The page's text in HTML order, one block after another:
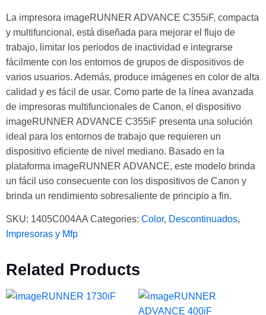
La impresora imageRUNNER ADVANCE C355iF, compacta
y multifuncional, está diseñada para mejorar el flujo de
trabajo, limitar los periodos de inactividad e integrarse
fácilmente con los entornos de grupos de dispositivos de
varios usuarios. Además, produce imágenes en color de alta
calidad y es fácil de usar. Como parte de la línea avanzada
de impresoras multifuncionales de Canon, el dispositivo
imageRUNNER ADVANCE C355iF presenta una solución
ideal para los entornos de trabajo que requieren un
dispositivo eficiente de nivel mediano. Basado en la
plataforma imageRUNNER ADVANCE, este modelo brinda
un fácil uso consecuente con los dispositivos de Canon y
brinda un rendimiento sobresaliente de principio a fin.
SKU: 1405C004AA Categories: Color, Descontinuados,
Impresoras y Mfp
Related Products